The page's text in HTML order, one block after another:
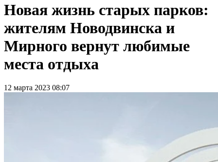
Новая жизнь старых парков:
жителям Новодвинска и
Мирного вернут любимые
места отдыха
12 марта 2023 08:07